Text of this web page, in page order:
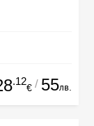
.12
€ / 55лв.